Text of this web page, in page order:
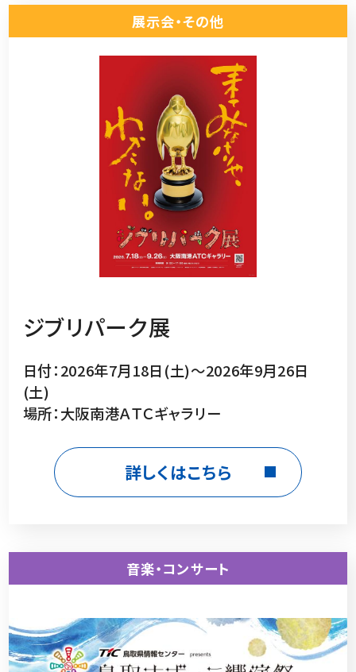
展示会・その他
ジブリパーク展
日付：2026年7月18日(土)～2026年9月26日
(土)
場所：大阪南港ＡＴＣギャラリー
詳しくはこちら
音楽・コンサート